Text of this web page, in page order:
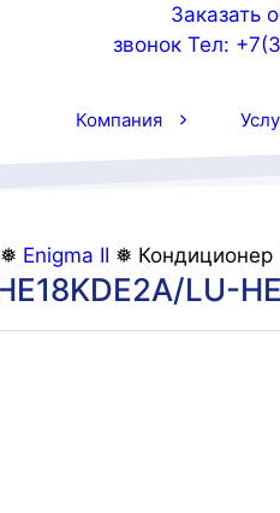
Заказать
звонок Тел:
Компания
❅ Enigma II ❅ Кондиционер
LU-